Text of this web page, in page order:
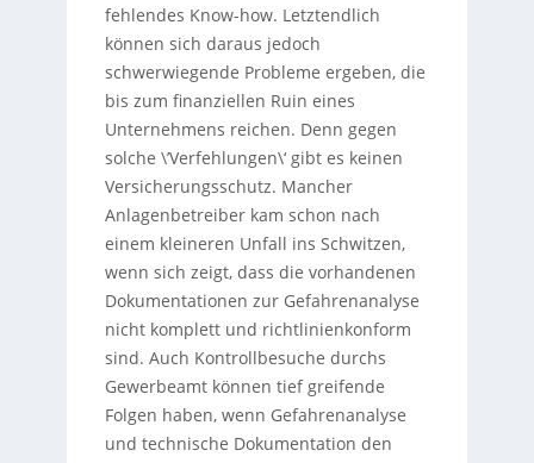
fehlendes Know-how. Letztendlich
können sich daraus jedoch
schwerwiegende Probleme ergeben, die
bis zum finanziellen Ruin eines
Unternehmens reichen. Denn gegen
solche \’Verfehlungen\‘ gibt es keinen
Versicherungsschutz. Mancher
Anlagenbetreiber kam schon nach
einem kleineren Unfall ins Schwitzen,
wenn sich zeigt, dass die vorhandenen
Dokumentationen zur Gefahrenanalyse
nicht komplett und richtlinienkonform
sind. Auch Kontrollbesuche durchs
Gewerbeamt können tief greifende
Folgen haben, wenn Gefahrenanalyse
und technische Dokumentation den